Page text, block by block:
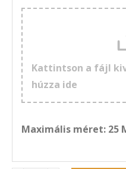
Kattintson a fájl
húzza ide
Maximális méret: 25